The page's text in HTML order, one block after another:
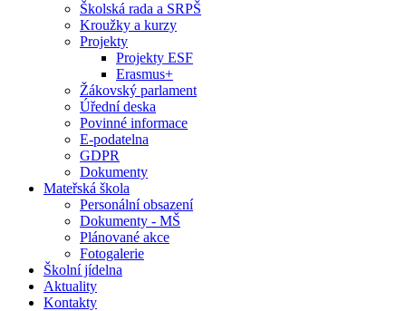
Školská rada a SRPŠ
Kroužky a kurzy
Projekty
Projekty ESF
Erasmus+
Žákovský parlament
Úřední deska
Povinné informace
E-podatelna
GDPR
Dokumenty
Mateřská škola
Personální obsazení
Dokumenty - MŠ
Plánované akce
Fotogalerie
Školní jídelna
Aktuality
Kontakty